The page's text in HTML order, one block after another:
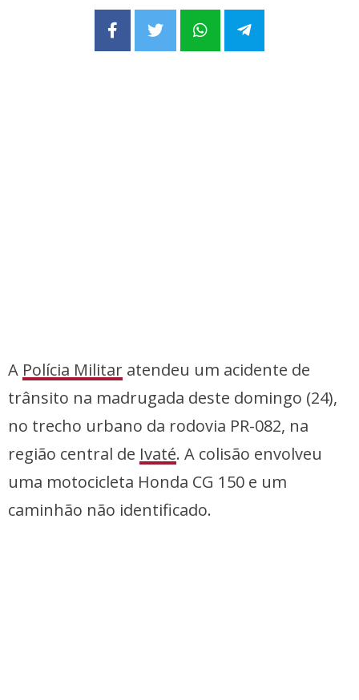
A Polícia Militar atendeu um acidente de
trânsito na madrugada deste domingo (24),
no trecho urbano da rodovia PR-082, na
região central de Ivaté. A colisão envolveu
uma motocicleta Honda CG 150 e um
caminhão não identificado.